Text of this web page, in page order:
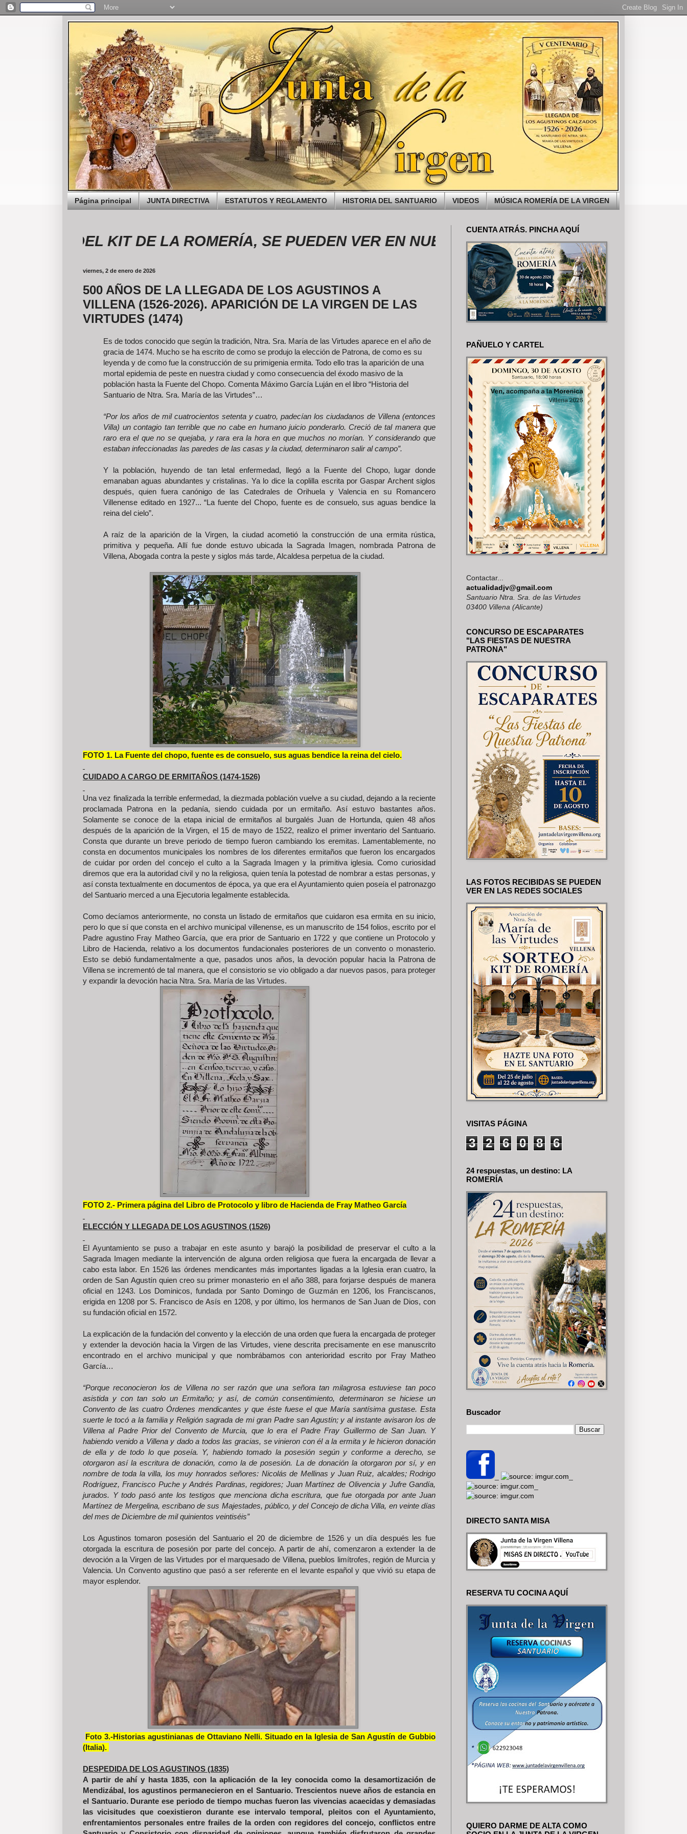
Página principal JUNTA DIRECTIVA ESTATUTOS Y REGLAMENTO HISTORIA DEL SANTUARIO VIDEOS MÚSICA ROMERÍA DE LA VIRGEN
DEL KIT DE LA ROMERÍA, SE PUEDEN VER EN NUESTRAS REDES SOCIALES
viernes, 2 de enero de 2026
500 AÑOS DE LA LLEGADA DE LOS AGUSTINOS A
VILLENA (1526-2026). APARICIÓN DE LA VIRGEN DE LAS
VIRTUDES (1474)
Es de todos conocido que según la tradición, Ntra. Sra. María de las Virtudes aparece en el año de
gracia de 1474. Mucho se ha escrito de como se produjo la elección de Patrona, de como es su
leyenda y de como fue la construcción de su primigenia ermita. Todo ello tras la aparición de una
mortal epidemia de peste en nuestra ciudad y como consecuencia del éxodo masivo de la
población hasta la Fuente del Chopo. Comenta Máximo García Luján en el libro “Historia del
Santuario de Ntra. Sra. María de las Virtudes”…
“Por los años de mil cuatrocientos setenta y cuatro, padecían los ciudadanos de Villena (entonces
Villa) un contagio tan terrible que no cabe en humano juicio ponderarlo. Creció de tal manera que
raro era el que no se quejaba, y rara era la hora en que muchos no morían. Y considerando que
estaban infeccionadas las paredes de las casas y la ciudad, determinaron salir al campo”.
Y la población, huyendo de tan letal enfermedad, llegó a la Fuente del Chopo, lugar donde
emanaban aguas abundantes y cristalinas. Ya lo dice la coplilla escrita por Gaspar Archent siglos
después, quien fuera canónigo de las Catedrales de Orihuela y Valencia en su Romancero
Villenense editado en 1927... “La fuente del Chopo, fuente es de consuelo, sus aguas bendice la
reina del cielo”.
A raíz de la aparición de la Virgen, la ciudad acometió la construcción de una ermita rústica,
primitiva y pequeña. Allí fue donde estuvo ubicada la Sagrada Imagen, nombrada Patrona de
Villena, Abogada contra la peste y siglos más tarde, Alcaldesa perpetua de la ciudad.
FOTO 1. La Fuente del chopo, fuente es de consuelo, sus aguas bendice la reina del cielo.
CUIDADO A CARGO DE ERMITAÑOS (1474-1526)
Una vez finalizada la terrible enfermedad, la diezmada población vuelve a su ciudad, dejando a la reciente
proclamada Patrona en la pedanía, siendo cuidada por un ermitaño. Así estuvo bastantes años.
Solamente se conoce de la etapa inicial de ermitaños al burgalés Juan de Hortunda, quien 48 años
después de la aparición de la Virgen, el 15 de mayo de 1522, realizo el primer inventario del Santuario.
Consta que durante un breve periodo de tiempo fueron cambiando los eremitas. Lamentablemente, no
consta en documentos municipales los nombres de los diferentes ermitaños que fueron los encargados
de cuidar por orden del concejo el culto a la Sagrada Imagen y la primitiva iglesia. Como curiosidad
diremos que era la autoridad civil y no la religiosa, quien tenía la potestad de nombrar a estas personas, y
así consta textualmente en documentos de época, ya que era el Ayuntamiento quien poseía el patronazgo
del Santuario merced a una Ejecutoria legalmente establecida.
Como decíamos anteriormente, no consta un listado de ermitaños que cuidaron esa ermita en su inicio,
pero lo que sí que consta en el archivo municipal villenense, es un manuscrito de 154 folios, escrito por el
Padre agustino Fray Matheo García, que era prior de Santuario en 1722 y que contiene un Protocolo y
Libro de Hacienda, relativo a los documentos fundacionales posteriores de un convento o monasterio.
Esto se debió fundamentalmente a que, pasados unos años, la devoción popular hacia la Patrona de
Villena se incrementó de tal manera, que el consistorio se vio obligado a dar nuevos pasos, para proteger
y expandir la devoción hacia Ntra. Sra. María de las Virtudes.
FOTO 2.- Primera página del Libro de Protocolo y libro de Hacienda de Fray Matheo García
ELECCIÓN Y LLEGADA DE LOS AGUSTINOS (1526)
El Ayuntamiento se puso a trabajar en este asunto y barajó la posibilidad de preservar el culto a la
Sagrada Imagen mediante la intervención de alguna orden religiosa que fuera la encargada de llevar a
cabo esta labor. En 1526 las órdenes mendicantes más importantes ligadas a la Iglesia eran cuatro, la
orden de San Agustín quien creo su primer monasterio en el año 388, para forjarse después de manera
oficial en 1243. Los Dominicos, fundada por Santo Domingo de Guzmán en 1206, los Franciscanos,
erigida en 1208 por S. Francisco de Asís en 1208, y por último, los hermanos de San Juan de Dios, con
su fundación oficial en 1572.
La explicación de la fundación del convento y la elección de una orden que fuera la encargada de proteger
y extender la devoción hacia la Virgen de las Virtudes, viene descrita precisamente en ese manuscrito
encontrado en el archivo municipal y que nombrábamos con anterioridad escrito por Fray Matheo
García…
“Porque reconocieron los de Villena no ser razón que una señora tan milagrosa estuviese tan poco
asistida y con tan solo un Ermitaño; y así, de común consentimiento, determinaron se hiciese un
Convento de las cuatro Órdenes mendicantes y que éste fuese el que María santísima gustase. Esta
suerte le tocó a la familia y Religión sagrada de mi gran Padre san Agustín; y al instante avisaron los de
Villena al Padre Prior del Convento de Murcia, que lo era el Padre Fray Guillermo de San Juan. Y
habiendo venido a Villena y dado a todos las gracias, se vinieron con él a la ermita y le hicieron donación
de ella y de todo lo que poseía. Y, habiendo tomado la posesión según y conforme a derecho, se
otorgaron así la escritura de donación, como la de posesión. La de donación la otorgaron por sí, y en
nombre de toda la villa, los muy honrados señores: Nicolás de Mellinas y Juan Ruiz, alcaldes; Rodrigo
Rodríguez, Francisco Puche y Andrés Pardinas, regidores; Juan Martínez de Olivencia y Jufre Gandía,
jurados. Y todo pasó ante los testigos que menciona dicha escritura, que fue otorgada por ante Juan
Martínez de Mergelina, escribano de sus Majestades, público, y del Concejo de dicha Villa, en veinte días
del mes de Diciembre de mil quinientos veintiséis”
Los Agustinos tomaron posesión del Santuario el 20 de diciembre de 1526 y un día después les fue
otorgada la escritura de posesión por parte del concejo. A partir de ahí, comenzaron a extender la de
devoción a la Virgen de las Virtudes por el marquesado de Villena, pueblos limítrofes, región de Murcia y
Valencia. Un Convento agustino que pasó a ser referente en el levante español y que vivió su etapa de
mayor esplendor.
Foto 3.-Historias agustinianas de Ottaviano Nelli. Situado en la Iglesia de San Agustín de Gubbio
(Italia).
DESPEDIDA DE LOS AGUSTINOS (1835)
A partir de ahí y hasta 1835, con la aplicación de la ley conocida como la desamortización de
Mendizábal, los agustinos permanecieron en el Santuario. Trescientos nueve años de estancia en
el Santuario. Durante ese periodo de tiempo muchas fueron las vivencias acaecidas y demasiadas
las vicisitudes que coexistieron durante ese intervalo temporal, pleitos con el Ayuntamiento,
enfrentamientos personales entre frailes de la orden con regidores del concejo, conflictos entre
CUENTA ATRÁS. PINCHA AQUÍ
PAÑUELO Y CARTEL
Contactar...
actualidadjv@gmail.com
Santuario Ntra. Sra. de las Virtudes
03400 Villena (Alicante)
CONCURSO DE ESCAPARATES
"LAS FIESTAS DE NUESTRA
PATRONA"
LAS FOTOS RECIBIDAS SE PUEDEN
VER EN LAS REDES SOCIALES
VISITAS PÁGINA
3 2 6 0 8 6
24 respuestas, un destino: LA
ROMERÍA
Buscador
DIRECTO SANTA MISA
RESERVA TU COCINA AQUÍ
QUIERO DARME DE ALTA COMO